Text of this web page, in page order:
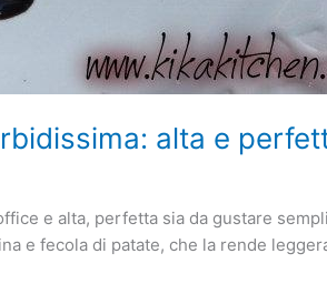
alta e
e alta, perfetta sia da gustare
e fecola di patate, che la rende